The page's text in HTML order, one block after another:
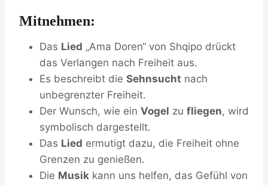
Mitnehmen:
Das Lied „Ama Doren“ von Shqipo drückt
das Verlangen nach Freiheit aus.
Es beschreibt die Sehnsucht nach
unbegrenzter Freiheit.
Der Wunsch, wie ein Vogel zu fliegen, wird
symbolisch dargestellt.
Das Lied ermutigt dazu, die Freiheit ohne
Grenzen zu genießen.
Die Musik kann uns helfen, das Gefühl von